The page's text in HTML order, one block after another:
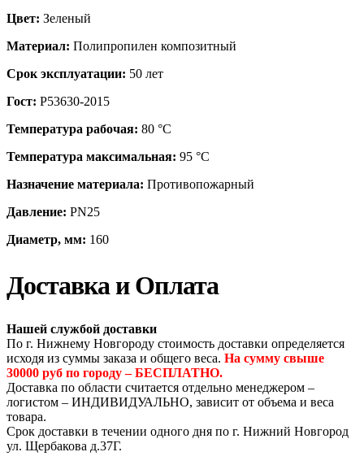
Цвет: Зеленый
Материал: Полипропилен композитный
Срок эксплуатации: 50 лет
Гост: Р53630-2015
Температура рабочая: 80 °С
Температура максимальная: 95 °С
Назначение материала: Противопожарный
Давление: PN25
Диаметр, мм: 160
Доставка и Оплата
Нашей службой доставки
По г. Нижнему Новгороду стоимость доставки определяется
исходя из суммы заказа и общего веса. На сумму свыше
30000 руб по городу – БЕСПЛАТНО.
Доставка по области считается отдельно менеджером –
логистом – ИНДИВИДУАЛЬНО, зависит от объема и веса
товара.
Срок доставки в течении одного дня по г. Нижний Новгород
ул. Щербакова д.37Г.